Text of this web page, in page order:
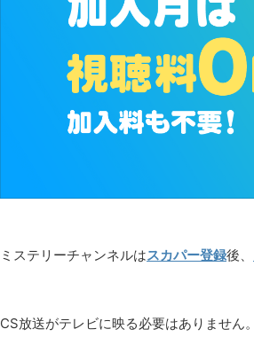
ミステリーチャンネルはスカパー登録後、
CS放送がテレビに映る必要はありません。